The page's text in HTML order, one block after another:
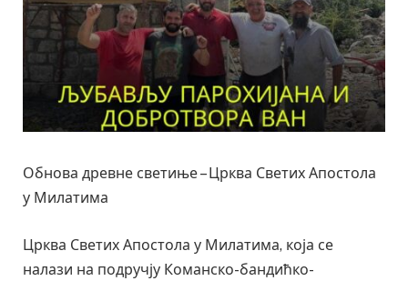
Обнова древне светиње – Црква Светих Апостола
у Милатима
Црква Светих Апостола у Милатима, која се
налази на подручју Команско-бандићко-